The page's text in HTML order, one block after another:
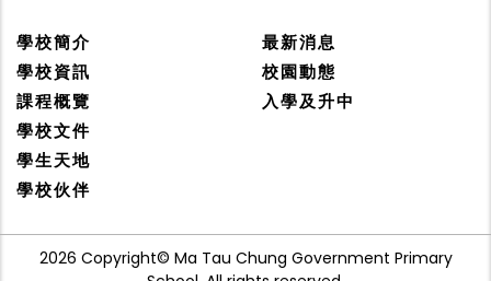
學校簡介
學校資訊
課程概覽
學校文件
學生天地
學校伙伴
最新消息
校園動態
入學及升中
2026 Copyright© Ma Tau Chung Government Primary